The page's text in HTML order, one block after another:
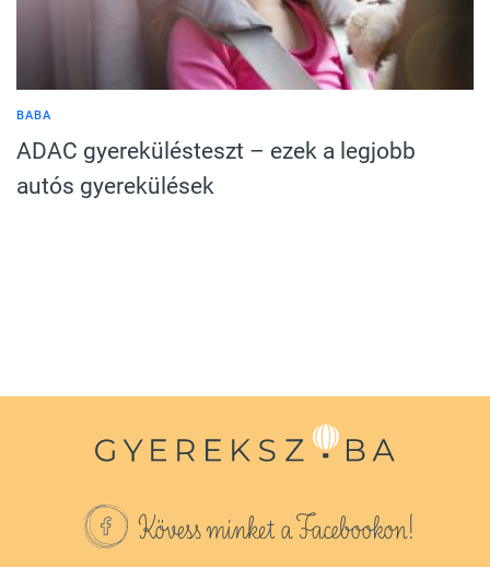
BABA
ADAC gyerekülésteszt – ezek a legjobb
autós gyerekülések
Kövess minket a Facebookon!